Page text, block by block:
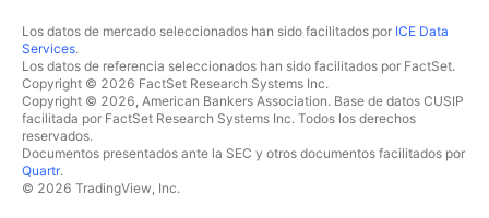
Los datos de mercado seleccionados han sido facilitados por ICE Data
Services.
Los datos de referencia seleccionados han sido facilitados por FactSet.
Copyright © 2026 FactSet Research Systems Inc.
Copyright © 2026, American Bankers Association. Base de datos CUSIP
facilitada por FactSet Research Systems Inc. Todos los derechos
reservados.
Documentos presentados ante la SEC y otros documentos facilitados por
Quartr.
© 2026 TradingView, Inc.